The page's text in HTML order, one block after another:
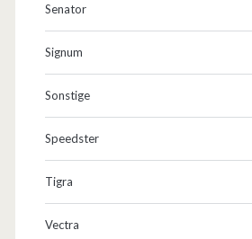
Senator
Signum
Sonstige
Speedster
Tigra
Vectra